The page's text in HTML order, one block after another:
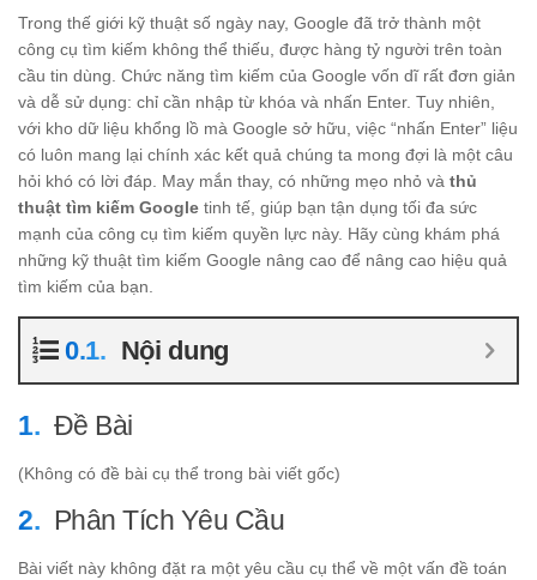
Trong thế giới kỹ thuật số ngày nay, Google đã trở thành một
công cụ tìm kiếm không thể thiếu, được hàng tỷ người trên toàn
cầu tin dùng. Chức năng tìm kiếm của Google vốn dĩ rất đơn giản
và dễ sử dụng: chỉ cần nhập từ khóa và nhấn Enter. Tuy nhiên,
với kho dữ liệu khổng lồ mà Google sở hữu, việc “nhấn Enter” liệu
có luôn mang lại chính xác kết quả chúng ta mong đợi là một câu
hỏi khó có lời đáp. May mắn thay, có những mẹo nhỏ và thủ
thuật tìm kiếm Google tinh tế, giúp bạn tận dụng tối đa sức
mạnh của công cụ tìm kiếm quyền lực này. Hãy cùng khám phá
những kỹ thuật tìm kiếm Google nâng cao để nâng cao hiệu quả
tìm kiếm của bạn.
Nội dung
Đề Bài
(Không có đề bài cụ thể trong bài viết gốc)
Phân Tích Yêu Cầu
Bài viết này không đặt ra một yêu cầu cụ thể về một vấn đề toán